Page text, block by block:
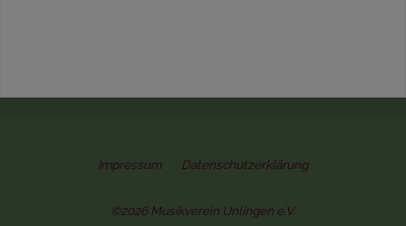
Impressum Datenschutzerklärung
©2026 Musikverein Unlingen e.V.